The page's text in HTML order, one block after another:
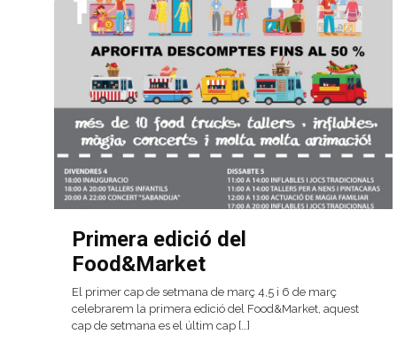
Primera edició del
Food&Market
El primer cap de setmana de març 4,5 i 6 de març
celebrarem la primera edició del Food&Market, aquest
cap de setmana es el últim cap […]